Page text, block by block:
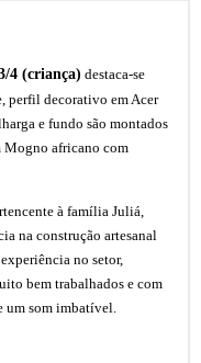
4 (criança) destaca-se
perfil decorativo em Acer
e fundo são montados
Mogno africano com
à família Juliá,
na construção artesanal
no setor,
bem trabalhados e com
um som imbatível.